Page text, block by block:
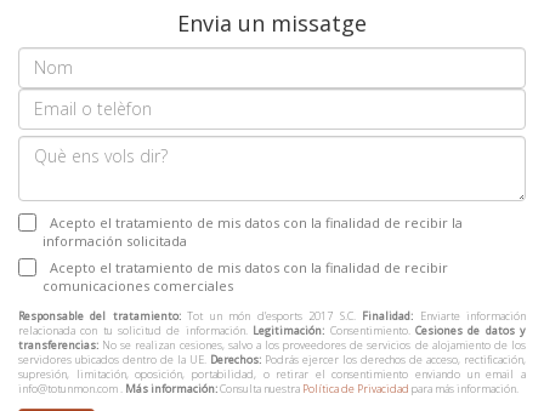
Envia un missatge
Acepto el tratamiento de mis datos con la finalidad de recibir la
información solicitada
Acepto el tratamiento de mis datos con la finalidad de recibir
comunicaciones comerciales
Responsable del tratamiento:Tot un món d’esports 2017 S.C. Finalidad: Enviarte información
relacionada con tu solicitud de información. Legitimación: Consentimiento. Cesiones de datos y
transferencias: No se realizan cesiones, salvo a los proveedores de servicios de alojamiento de los
servidores ubicados dentro de la UE. Derechos: Podrás ejercer los derechos de acceso, rectificación,
supresión, limitación, oposición, portabilidad, o retirar el consentimiento enviando un email a
info@totunmon.com . Más información:Consulta nuestra Política de Privacidad para más información.